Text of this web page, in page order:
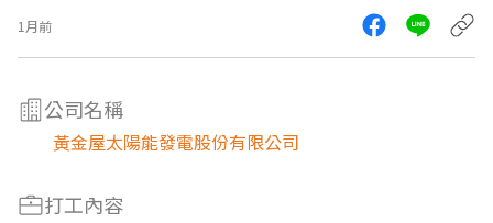
1月前
公司名稱
黃金屋太陽能發電股份有限公司
打工內容